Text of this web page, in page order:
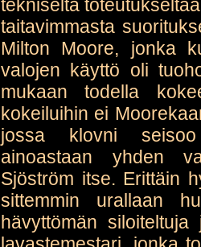
tekniseltä
taitavimmasta
Milton Moore, jonka
valojen käyttö oli
mukaan todella
kokeiluihin ei
jossa klovni
ainoastaan yhden
Sjöström itse. Erittäin
sittemmin urallaan
hävyttömän